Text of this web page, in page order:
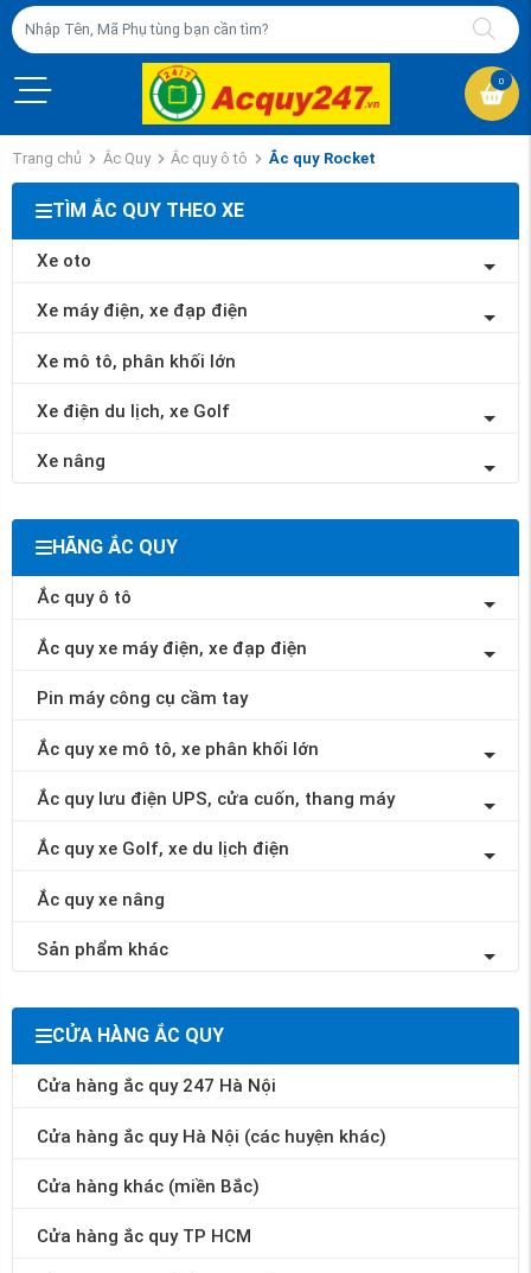
0
Trang chủ Ắc Quy Ắc quy ô tô Ắc quy Rocket
TÌM ẮC QUY THEO XE
Xe oto
Xe máy điện, xe đạp điện
Xe mô tô, phân khối lớn
Xe điện du lịch, xe Golf
Xe nâng
HÃNG ẮC QUY
Ắc quy ô tô
Ắc quy xe máy điện, xe đạp điện
Pin máy công cụ cầm tay
Ắc quy xe mô tô, xe phân khối lớn
Ắc quy lưu điện UPS, cửa cuốn, thang máy
Ắc quy xe Golf, xe du lịch điện
Ắc quy xe nâng
Sản phẩm khác
CỬA HÀNG ẮC QUY
Cửa hàng ắc quy 247 Hà Nội
Cửa hàng ắc quy Hà Nội (các huyện khác)
Cửa hàng khác (miền Bắc)
Cửa hàng ắc quy TP HCM